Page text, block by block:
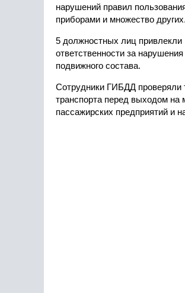
нарушений правил
приборами и множество
5 должностных лиц привлекли
ответственности за
подвижного состава.
Сотрудники ГИБДД проверяли
транспорта перед выходом на
пассажирских предприятий и